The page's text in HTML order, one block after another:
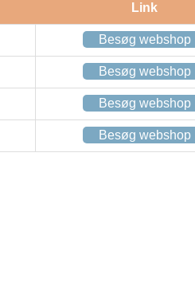
Link
Besøg webshop
Besøg webshop
Besøg webshop
Besøg webshop